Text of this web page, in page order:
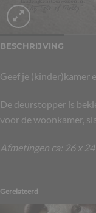
BESCHRIJVING
Geef je (kinder)kamer
De deurstopper is
voor de woonkamer,
Afmetingen ca: 26 x
Gerelateerd